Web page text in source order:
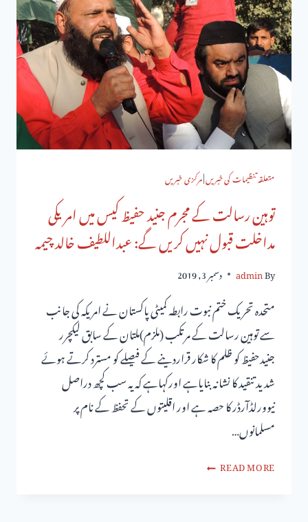
متعلقہ تنظیمات کی خبریں|مرکزی خبریں
توہین رسالت کے مجرم جنید حفیظ کیس میں امریکی
مداخلت قبول نہیں کریں گے: عبداللطیف خالد چیمہ
By
admin دسمبر 3, 2019
متحدہ تحریک ختم نبوت رابطہ کمیٹی پاکستان نے امریکہ کی جانب
سے توہین رسالت کے مرتکب (ملزم)ملتان کے سابق لیکچرر
جنیدحفیظ کو ظلم کا شکار قراردینے کے فیصلے کو مسترد کرتے ہوئے
شدید تنقید کا نشانہ بنایاہے اورکہاہے کہ یہ سب کچھ دراصل
نیوورلڈآرڈر کا حصہ ہے اور اقلیتوں کے تحفظ کے نام پر
مسلمانوں…
READ MORE